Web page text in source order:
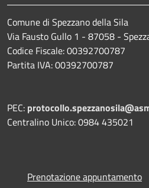
Comune di Spezzano della Sila
Via Fausto Gullo 1 - 87058 -
Codice Fiscale: 00392700787
Partita IVA: 00392700787
PEC:
Centralino Unico: 0984 435021
Prenotazione appuntamento